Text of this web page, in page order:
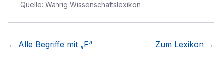
Quelle: Wahrig Wissenschaftslexikon
← Alle Begriffe mit „F“ Zum Lexikon →